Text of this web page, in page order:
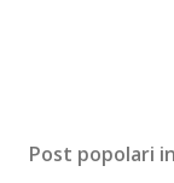
Post popolari